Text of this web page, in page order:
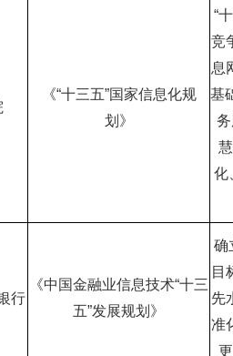
《“十三五”国家信息化规
划》
“
竞
息
基
化
行
《中国金融业信息技术“十三
五”发展规划》
确
目
先
准